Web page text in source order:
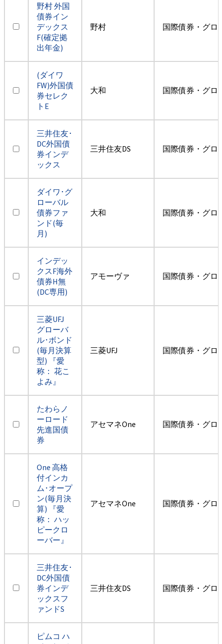
野村 外国
債券イン
デックス
F(確定拠
出年金)
野村 国際債券・グロ
(ダイワ
FW)外国債
券セレク
トE
大和 国際債券・グロ
三井住友･
DC外国債
券インデ
ックス
三井住友DS 国際債券・グロ
ダイワ･グ
ローバル
債券ファ
ンド(毎
月)
大和 国際債券・グロ
インデッ
クスF海外
債券H無
(DC専用)
アモーヴァ 国際債券・グロ
三菱UFJ
グローバ
ル･ボンド
(毎月決算
型) 『愛
称： 花こ
よみ』
三菱UFJ 国際債券・グロ
たわらノ
ーロード
先進国債
券
アセマネOne 国際債券・グロ
One 高格
付インカ
ム･オープ
ン(毎月決
算) 『愛
称： ハッ
ピークロ
ーバー』
アセマネOne 国際債券・グロ
三井住友･
DC外国債
券インデ
ックスフ
ァンドS
三井住友DS 国際債券・グロ
ピムコ ハ